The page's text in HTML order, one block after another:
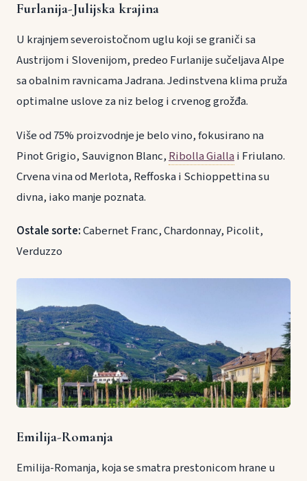
Furlanija-Julijska krajina
U krajnjem severoistočnom uglu koji se graniči sa
Austrijom i Slovenijom, predeo Furlanije sučeljava Alpe
sa obalnim ravnicama Jadrana. Jedinstvena klima pruža
optimalne uslove za niz belog i crvenog grožđa.
Više od 75% proizvodnje je belo vino, fokusirano na
Pinot Grigio, Sauvignon Blanc, Ribolla Gialla i Friulano.
Crvena vina od Merlota, Reffoska i Schioppettina su
divna, iako manje poznata.
Ostale sorte:Cabernet Franc, Chardonnay, Picolit,
Verduzzo
Emilija-Romanja
Emilija-Romanja, koja se smatra prestonicom hrane u